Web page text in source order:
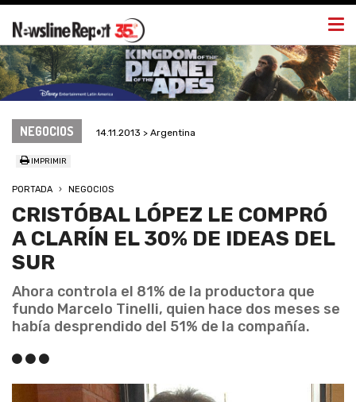
NEGOCIOS 14.11.2013 > Argentina
IMPRIMIR
PORTADA NEGOCIOS
CRISTÓBAL LÓPEZ LE COMPRÓ
A CLARÍN EL 30% DE IDEAS DEL
SUR
Ahora controla el 81% de la productora que
fundo Marcelo Tinelli, quien hace dos meses se
había desprendido del 51% de la compañía.